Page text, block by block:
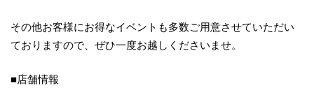
その他お客様にお得なイベントも多数ご用意させていただい
ておりますので、ぜひ一度お越しくださいませ。
■店舗情報